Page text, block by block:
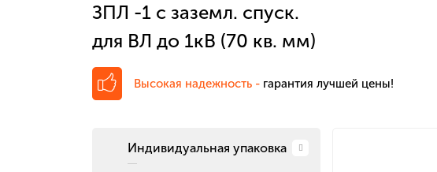
ЗПЛ -1 с заземл. спуск.
для ВЛ до 1кВ (70 кв. мм)
Высокая надежность - гарантия лучшей цены!
Индивидуальная упаковка